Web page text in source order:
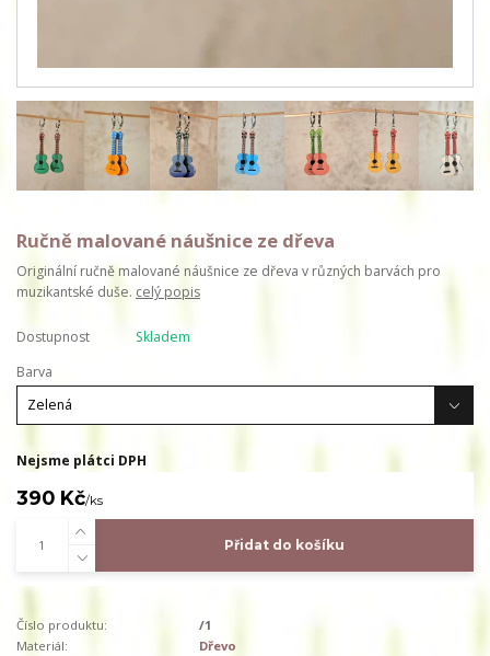
Ručně malované náušnice ze dřeva
Originální ručně malované náušnice ze dřeva v různých barvách pro
muzikantské duše. celý popis
Dostupnost
Skladem
Barva
Nejsme plátci DPH
390 Kč/ks
Přidat do košíku
Číslo produktu:
/1
Materiál:
Dřevo